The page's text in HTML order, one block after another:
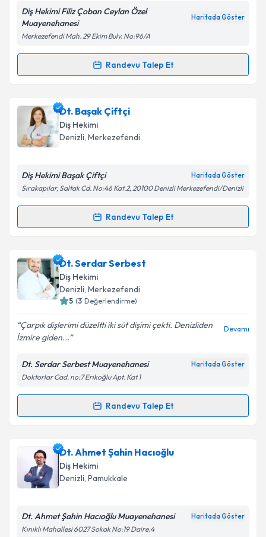
Kişisel verilerimin işlenmesine ilişkinAydınlatma
'ni okudum ve kişisel verilerimin belirtilen
kapsamda işlenmesini kabul ediyorum.
Takvim Talebini Gönder
Diş Hekimi Filiz Çoban Ceylan Özel
Muayenehanesi
Haritada Göster
Merkezefendi Mah. 29 Ekim Bulv. No:96/A
Randevu Talep Et
Randevu Takvimi Talebi
Dt. Filiz Çoban Ceylan
oluşturun. Size bu uzmandan randevu almanız için bir
takvim hazırlandığında e-posta ile bilgilendireceğiz.
Kişisel verilerimin işlenmesine ilişkin
Metni'ni okudum ve kişisel verilerimin belirtilen
Takvim Talebini Gönder
Dt. Başak Çiftçi
Diş Hekimi
Denizli, Merkezefendi
Diş Hekimi Başak Çiftçi Haritada Göster
Sırakapılar, Saltak Cd. No:46 Kat.2, 20100 Denizli Merkezefendi/Denizli
Randevu Talep Et
Randevu Takvimi Talebi
Dt. Başak Çiftçiiçin randevu takvimi talebi oluşturun.
Size bu uzmandan randevu almanız için bir takvim
hazırlandığında e-posta ile bilgilendireceğiz.
Kişisel verilerimin işlenmesine ilişkin
Aydınlatma
Metni'ni okudum ve kişisel verilerimin belirtilen
kapsamda işlenmesini kabul ediyorum.
Dt. Serdar Serbest
Diş Hekimi
Denizli, Merkezefendi
5 (3 Değerlendirme)
Çarpık dişlerimi düzeltti iki süt dişimi çekti. Denizliden
İzmire giden...
Devamı
Dt. Serdar Serbest Muayenehanesi Haritada Göster
Doktorlar Cad. no:7 Erikoğlu Apt. Kat 1
Randevu Talep Et
Randevu Takvimi Talebi
Dt. Serdar Serbestiçin randevu takvimi talebi
oluşturun. Size bu uzmandan randevu almanız için bir
takvim hazırlandığında e-posta ile bilgilendireceğiz.
Dt. Ahmet Şahin Hacıoğlu
Diş Hekimi
Denizli, Pamukkale
Dt. Ahmet Şahin Hacıoğlu Muayenehanesi Haritada Göster
Kınıklı Mahallesi 6027 Sokak No:19 Daire:4